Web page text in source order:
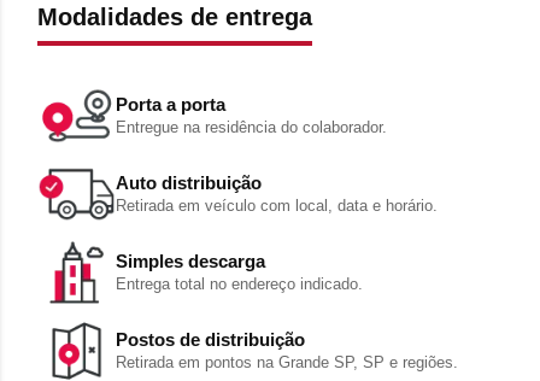
Modalidades de entrega
Porta a porta
Entregue na residência do colaborador.
Auto distribuição
Retirada em veículo com local, data e horário.
Simples descarga
Entrega total no endereço indicado.
Postos de distribuição
Retirada em pontos na Grande SP, SP e regiões.